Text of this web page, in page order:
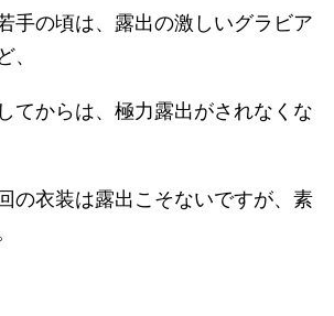
手の頃は、露出の激しいグラビア
、
てからは、極力露出がされなくな
の衣装は露出こそないですが、素